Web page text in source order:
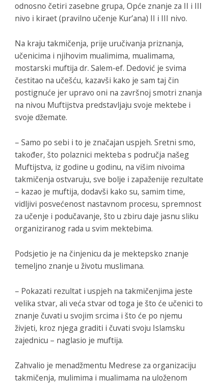
odnosno četiri zasebne grupa, Opće znanje za II i III
nivo i kiraet (pravilno učenje Kur’ana) II i III nivo.
Na kraju takmičenja, prije uručivanja priznanja,
učenicima i njihovim mualimima, mualimama,
mostarski muftija dr. Salem-ef. Dedović je svima
čestitao na učešću, kazavši kako je sam taj čin
postignuće jer upravo oni na završnoj smotri znanja
na nivou Muftijstva predstavljaju svoje mektebe i
svoje džemate.
– Samo po sebi i to je značajan uspjeh. Sretni smo,
također, što polaznici mekteba s područja našeg
Muftijstva, iz godine u godinu, na višim nivoima
takmičenja ostvaruju, sve bolje i zapaženije rezultate
– kazao je muftija, dodavši kako su, samim time,
vidljivi posvećenost nastavnom procesu, spremnost
za učenje i podučavanje, što u zbiru daje jasnu sliku
organiziranog rada u svim mektebima.
Podsjetio je na činjenicu da je mektepsko znanje
temeljno znanje u životu muslimana.
– Pokazati rezultat i uspjeh na takmičenjima jeste
velika stvar, ali veća stvar od toga je što će učenici to
znanje čuvati u svojim srcima i što će po njemu
živjeti, kroz njega graditi i čuvati svoju Islamsku
zajednicu – naglasio je muftija.
Zahvalio je menadžmentu Medrese za organizaciju
takmičenja, mulimima i mualimama na uloženom